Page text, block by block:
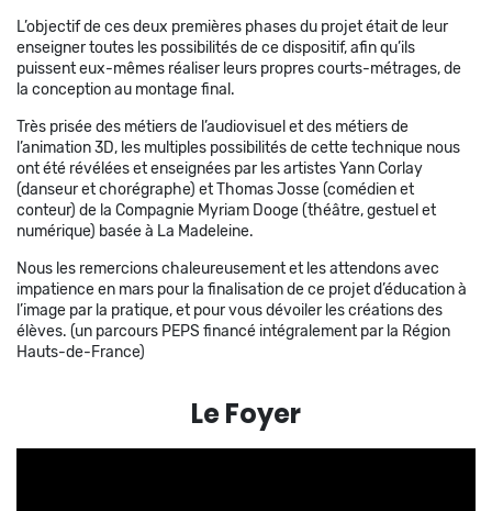
L’objectif de ces deux premières phases du projet était de leur
enseigner toutes les possibilités de ce dispositif, afin qu’ils
puissent eux-mêmes réaliser leurs propres courts-métrages, de
la conception au montage final.
Très prisée des métiers de l’audiovisuel et des métiers de
l’animation 3D, les multiples possibilités de cette technique nous
ont été révélées et enseignées par les artistes Yann Corlay
(danseur et chorégraphe) et Thomas Josse (comédien et
conteur) de la Compagnie Myriam Dooge (théâtre, gestuel et
numérique) basée à La Madeleine.
Nous les remercions chaleureusement et les attendons avec
impatience en mars pour la finalisation de ce projet d’éducation à
l’image par la pratique, et pour vous dévoiler les créations des
élèves. (un parcours PEPS financé intégralement par la Région
Hauts-de-France)
Le Foyer